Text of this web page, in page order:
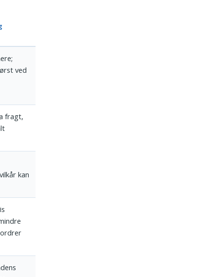
ved
fragt,
kan